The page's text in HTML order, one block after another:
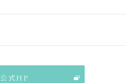
公式HP